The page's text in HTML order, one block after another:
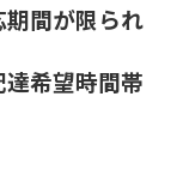
間が限られ
希望時間帯